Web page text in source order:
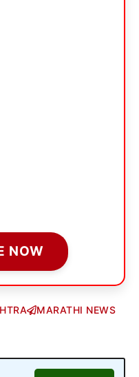
NOW
MARATHI NEWS